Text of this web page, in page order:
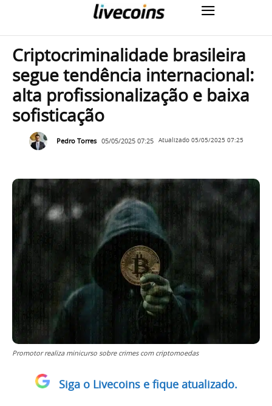
Criptocriminalidade brasileira
segue tendência internacional:
alta profissionalização e baixa
sofisticação
Pedro Torres 05/05/2025 07:25 Atualizado 05/05/2025 07:25
Promotor realiza minicurso sobre crimes com criptomoedas
Siga o Livecoins e fique atualizado.